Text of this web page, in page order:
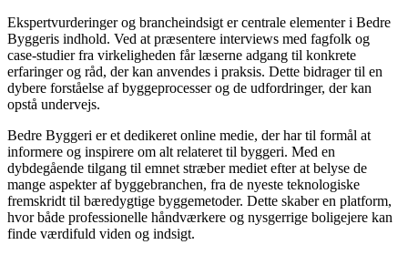
Ekspertvurderinger og brancheindsigt er centrale elementer i Bedre
Byggeris indhold. Ved at præsentere interviews med fagfolk og
case-studier fra virkeligheden får læserne adgang til konkrete
erfaringer og råd, der kan anvendes i praksis. Dette bidrager til en
dybere forståelse af byggeprocesser og de udfordringer, der kan
opstå undervejs.
Bedre Byggeri er et dedikeret online medie, der har til formål at
informere og inspirere om alt relateret til byggeri. Med en
dybdegående tilgang til emnet stræber mediet efter at belyse de
mange aspekter af byggebranchen, fra de nyeste teknologiske
fremskridt til bæredygtige byggemetoder. Dette skaber en platform,
hvor både professionelle håndværkere og nysgerrige boligejere kan
finde værdifuld viden og indsigt.